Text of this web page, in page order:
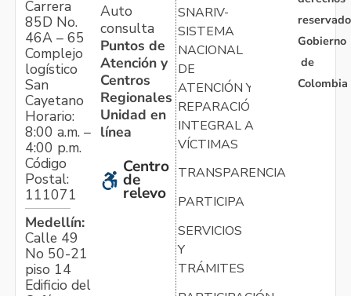
Carrera
85D No.
46A – 65
Complejo
logístico
San
Cayetano
Horario:
8:00 a.m. –
4:00 p.m.
Código
Postal:
111071
Medellín:
Calle 49
No 50-21
piso 14
Edificio del
Auto
consulta
Puntos de
Atención y
Centros
Regionales
Unidad en
línea
Centro
de
relevo
SNARIV-
SISTEMA
NACIONAL
DE
ATENCIÓN Y
REPARACIÓN
INTEGRAL A
VÍCTIMAS
TRANSPARENCIA
PARTICIPA
SERVICIOS
Y
TRÁMITES
Gobierno
de
Colombia